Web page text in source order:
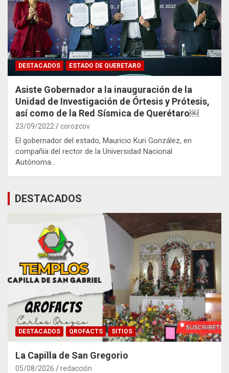
DESTACADOS ESTADO DE QUERETARO
Asiste Gobernador a la inauguración de la
Unidad de Investigación de Órtesis y Prótesis,
así como de la Red Sísmica de Querétaro￼
23/09/2022 corozcov
El gobernador del estado, Mauricio Kuri González, en
compañía del rector de la Universidad Nacional
Autónoma…
DESTACADOS
DESTACADOS QROFACTS SITIOS
La Capilla de San Gregorio
05/08/2026 redacción